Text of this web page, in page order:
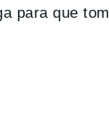
para que